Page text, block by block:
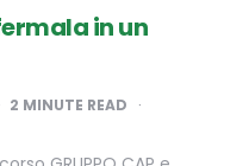
in un
2 MINUTE READ